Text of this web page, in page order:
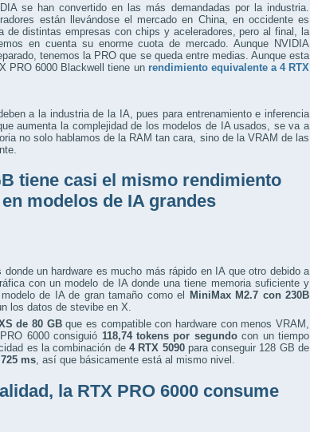
se han convertido en las más demandadas por la industria.
están llevándose el mercado en China, en occidente es
de distintas empresas con chips y aceleradores, pero al final, la
en cuenta su enorme cuota de mercado. Aunque NVIDIA
tenemos la PRO que se queda entre medias. Aunque esta
PRO 6000 Blackwell tiene un rendimiento equivalente a 4 RTX
a la industria de la IA, pues para entrenamiento e inferencia
aumenta la complejidad de los modelos de IA usados, se va a
no solo hablamos de la RAM tan cara, sino de la VRAM de las
tiene casi el mismo rendimiento
modelos de IA grandes
un hardware es mucho más rápido en IA que otro debido a
con un modelo de IA donde una tiene memoria suficiente y
de IA de gran tamaño como el
MiniMax M2.7 con 230B
los datos de stevibe en X.
de 80 GBque es compatible con hardware con menos VRAM,
6000 consiguió 118,74 tokens por segundocon un tiempo
es la combinación de4 RTX 5090para conseguir 128 GB de
ms, así que básicamente está al mismo nivel.
la RTX PRO 6000 consume